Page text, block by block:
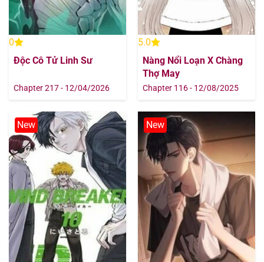
0
Độc Cô Tử Linh Sư
Chapter 217 - 12/04/2026
5.0
Nàng Nổi Loạn X Chàng
Thợ May
Chapter 116 - 12/08/2025
New New